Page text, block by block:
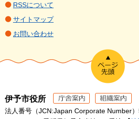
RSSについて
サイトマップ
お問い合わせ
伊予市役所
法人番号（JCN:Japan Corporate Number